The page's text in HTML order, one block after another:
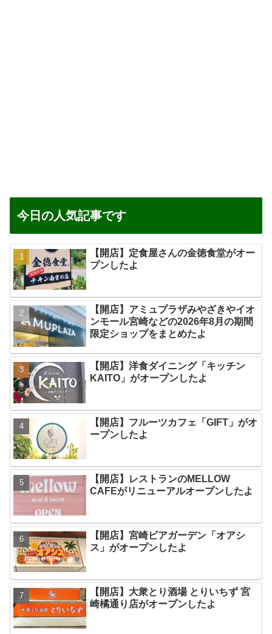
今日の人気記事です
【開店】定食屋さんの金徳食堂がオー
プンしたよ
【開店】アミュプラザみやざきやイオ
ンモール宮崎などの2026年8月の期間
限定ショップをまとめたよ
【開店】洋食ダイニング「キッチン
KAITO」がオープンしたよ
【開店】フルーツカフェ「GIFT」がオ
ープンしたよ
【開店】レストランのMELLOW
CAFEがリニューアルオープンしたよ
【開店】宮崎ビアガーデン「オアシ
ス」がオープンしたよ
【開店】大衆とり酒場 とりいちず 宮
崎橘通り店がオープンしたよ